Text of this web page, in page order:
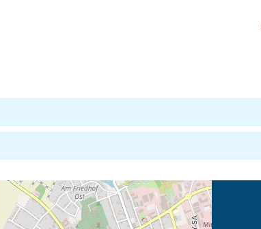
Öffnet die Anfahrtsbeschreibung in neuem
Tab (Karte)